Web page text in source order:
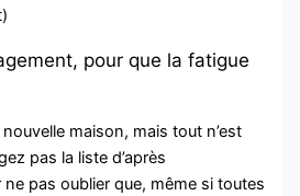
pour que la fatigue
maison, mais tout n’est
pas la liste d’après
pas oublier que, même si toutes